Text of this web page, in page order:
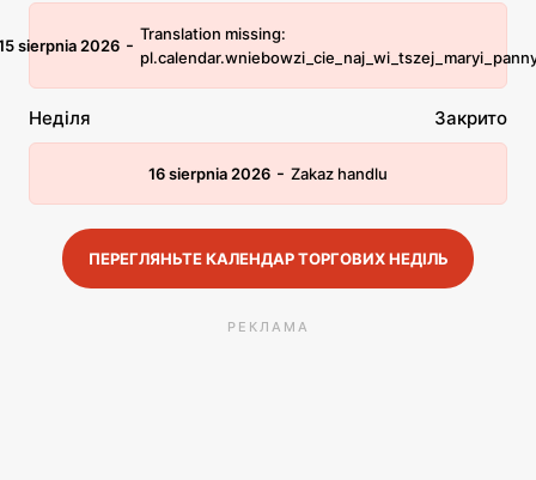
sierpnia 2026 - Translation missing:
Неділя Закрито
16 sierpnia 2026 - Zakaz handlu
ПЕРЕГЛЯНЬТЕ КАЛЕНДАР ТОРГОВИХ НЕДІЛЬ
РЕКЛАМА